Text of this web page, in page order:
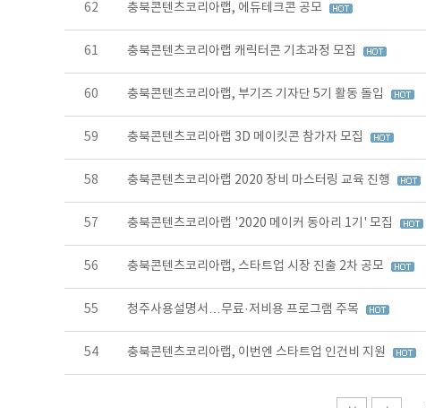
62 충북콘텐츠코리아랩, 에듀테크콘 공모
61 충북콘텐츠코리아랩 캐릭터콘 기초과정 모집
60 충북콘텐츠코리아랩, 부기즈 기자단 5기 활동 돌입
59 충북콘텐츠코리아랩 3D 메이킷콘 참가자 모집
58 충북콘텐츠코리아랩 2020 장비 마스터링 교육 진행
57 충북콘텐츠코리아랩 '2020 메이커 동아리 1기' 모집
56 충북콘텐츠코리아랩, 스타트업 시장 진출 2차 공모
55 청주사용설명서…무료·저비용 프로그램 주목
54 충북콘텐츠코리아랩, 이번엔 스타트업 인건비 지원